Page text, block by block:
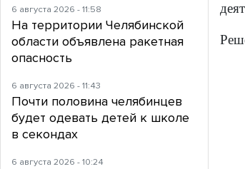
6 августа 2026 - 11:58
На территории Челябинской
области объявлена ракетная
опасность
6 августа 2026 - 11:43
Почти половина челябинцев
будет одевать детей к школе
в секондах
6 августа 2026 - 10:24